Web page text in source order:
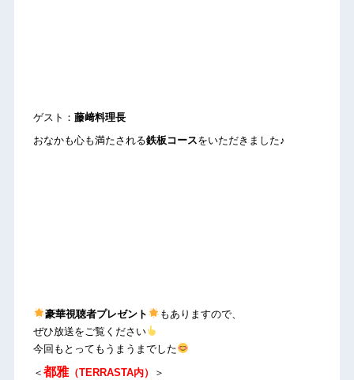
ゲスト： 藤﨑料理長
おなかも心も満たされる鉄板コースをいただきました♪
豪華視聴者プレゼント
もありますので、
ぜひ放送をご覧ください
今回もとってもうまうまでした
＜ 都雅（TERRASTA内）
＞